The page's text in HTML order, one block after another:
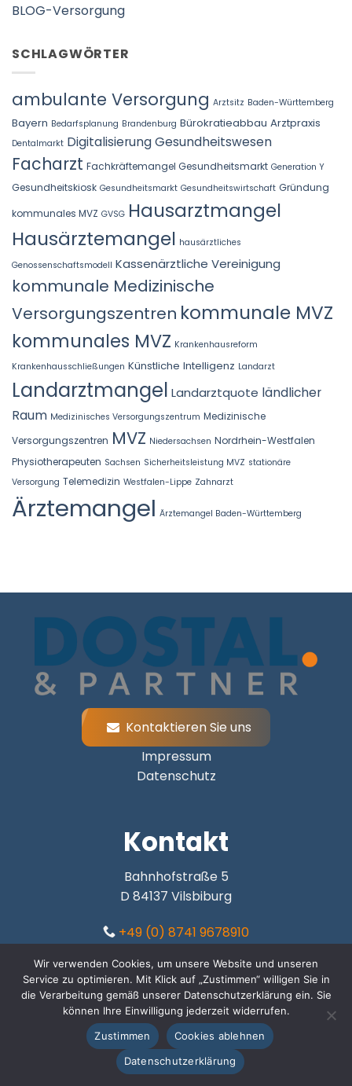
BLOG-Versorgung
SCHLAGWÖRTER
ambulante Versorgung Arztsitz Baden-Württemberg
Bayern Bedarfsplanung Brandenburg Bürokratieabbau Arztpraxis
Dentalmarkt Digitalisierung Gesundheitswesen
Facharzt Fachkräftemangel Gesundheitsmarkt Generation Y
Gesundheitskiosk Gesundheitsmarkt Gesundheitswirtschaft Gründung
kommunales MVZ GVSG Hausarztmangel
Hausärztemangel hausärztliches
Genossenschaftsmodell Kassenärztliche Vereinigung
kommunale Medizinische
Versorgungszentren kommunale MVZ
kommunales MVZ Krankenhausreform
Krankenhausschließungen Künstliche Intelligenz Landarzt
Landarztmangel Landarztquote ländlicher
Raum Medizinisches Versorgungszentrum Medizinische
Versorgungszentren MVZ Niedersachsen Nordrhein-Westfalen
Physiotherapeuten Sachsen Sicherheitsleistung MVZ stationäre
Versorgung Telemedizin Westfalen-Lippe Zahnarzt
Ärztemangel Ärztemangel Baden-Württemberg
Kontaktieren Sie uns
Impressum
Datenschutz
Kontakt
Bahnhofstraße 5
D 84137 Vilsbiburg
+49 (0) 8741 9678910
Frankenstraße 152
D 90461 Nürnberg
+49 (0) 911 2379305
Wir verwenden Cookies, um unsere Website und unseren
Service zu optimieren. Mit Klick auf „Zustimmen“ willigen Sie in
die Verarbeitung gemäß unserer Datenschutzerklärung ein. Sie
können Ihre Einwilligung jederzeit widerrufen.
Zustimmen
Cookies ablehnen
Datenschutzerklärung